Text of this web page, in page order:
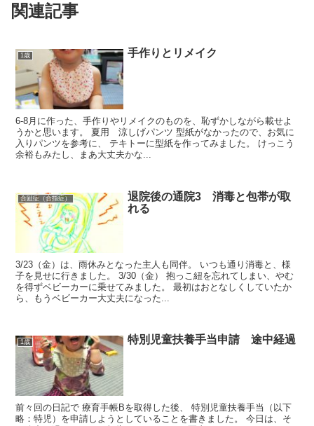
関連記事
1歳 手作りとリメイク
6-8月に作った、手作りやリメイクのものを、恥ずかしながら載せよ
うかと思います。 夏用 涼しげパンツ 型紙がなかったので、お気に
入りパンツを参考に、 テキトーに型紙を作ってみました。 けっこう
余裕もみたし、まあ大丈夫かな...
合趾症（合指症）
退院後の通院3 消毒と包帯が取
れる
3/23（金）は、雨休みとなった主人も同伴。 いつも通り消毒と、様
子を見せに行きました。 3/30（金） 抱っこ紐を忘れてしまい、やむ
を得ずベビーカーに乗せてみました。 最初はおとなしくしていたか
ら、もうベビーカー大丈夫になった...
1歳 特別児童扶養手当申請 途中経過
前々回の日記で 療育手帳Bを取得した後、 特別児童扶養手当（以下
略：特児）を申請しようとしていることを書きました。 今日は、そ